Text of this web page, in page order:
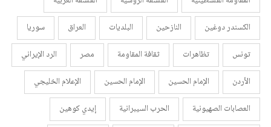
الكسندر دوغين
النازحين البلديات العراق
سوريا
تونس
تظاهرات ثقافة المقاومة مصر
الرد الإيراني
الأردن
الإمام الحسين الإمام الحسين
الإعلام الخليجي
العصابات الصهيونية
الحرب السيبرانية
إيدي كوهين